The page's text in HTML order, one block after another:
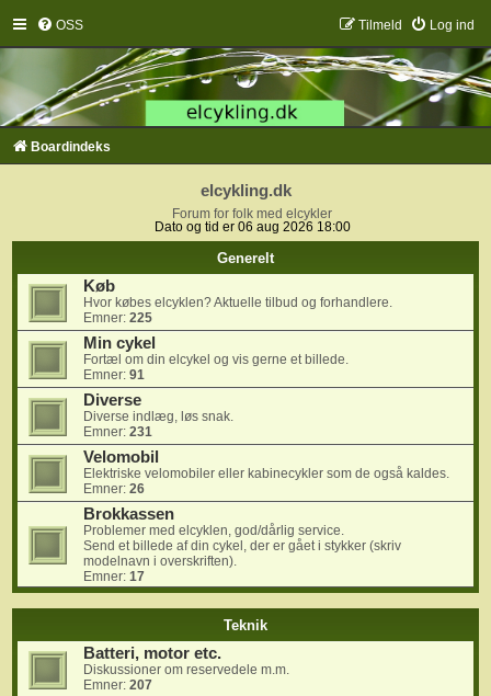
OSS Log ind
Tilmeld
Boardindeks
elcykling.dk
Forum for folk med elcykler
Dato og tid er 06 aug 2026 18:00
Generelt
Køb
Hvor købes elcyklen? Aktuelle tilbud og forhandlere.
Emner: 225
Min cykel
Fortæl om din elcykel og vis gerne et billede.
Emner: 91
Diverse
Diverse indlæg, løs snak.
Emner: 231
Velomobil
Elektriske velomobiler eller kabinecykler som de også kaldes.
Emner: 26
Brokkassen
Problemer med elcyklen, god/dårlig service.
Send et billede af din cykel, der er gået i stykker (skriv
modelnavn i overskriften).
Emner: 17
Teknik
Batteri, motor etc.
Diskussioner om reservedele m.m.
Emner: 207